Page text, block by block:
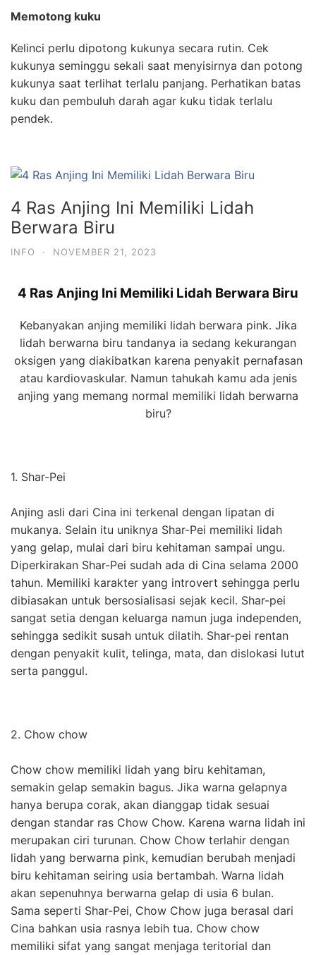
Memotong kuku
Kelinci perlu dipotong kukunya secara rutin. Cek
kukunya seminggu sekali saat menyisirnya dan potong
kukunya saat terlihat terlalu panjang. Perhatikan batas
kuku dan pembuluh darah agar kuku tidak terlalu
pendek.
4 Ras Anjing Ini Memiliki Lidah
Berwara Biru
INFO · NOVEMBER 21, 2023
4 Ras Anjing Ini Memiliki Lidah Berwara Biru
Kebanyakan anjing memiliki lidah berwara pink. Jika
lidah berwarna biru tandanya ia sedang kekurangan
oksigen yang diakibatkan karena penyakit pernafasan
atau kardiovaskular. Namun tahukah kamu ada jenis
anjing yang memang normal memiliki lidah berwarna
biru?
1. Shar-Pei
Anjing asli dari Cina ini terkenal dengan lipatan di
mukanya. Selain itu uniknya Shar-Pei memiliki lidah
yang gelap, mulai dari biru kehitaman sampai ungu.
Diperkirakan Shar-Pei sudah ada di Cina selama 2000
tahun. Memiliki karakter yang introvert sehingga perlu
dibiasakan untuk bersosialisasi sejak kecil. Shar-pei
sangat setia dengan keluarga namun juga independen,
sehingga sedikit susah untuk dilatih. Shar-pei rentan
dengan penyakit kulit, telinga, mata, dan dislokasi lutut
serta panggul.
2. Chow chow
Chow chow memiliki lidah yang biru kehitaman,
semakin gelap semakin bagus. Jika warna gelapnya
hanya berupa corak, akan dianggap tidak sesuai
dengan standar ras Chow Chow. Karena warna lidah ini
merupakan ciri turunan. Chow Chow terlahir dengan
lidah yang berwarna pink, kemudian berubah menjadi
biru kehitaman seiring usia bertambah. Warna lidah
akan sepenuhnya berwarna gelap di usia 6 bulan.
Sama seperti Shar-Pei, Chow Chow juga berasal dari
Cina bahkan usia rasnya lebih tua. Chow chow
memiliki sifat yang sangat menjaga teritorial dan